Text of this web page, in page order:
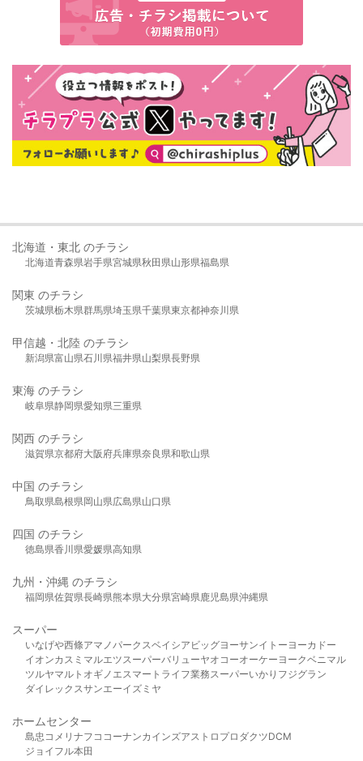
北海道・東北 のチラシ
北海道青森県岩手県宮城県秋田県山形県福島県
関東 のチラシ
茨城県栃木県群馬県埼玉県千葉県東京都神奈川県
甲信越・北陸 のチラシ
新潟県富山県石川県福井県山梨県長野県
東海 のチラシ
岐阜県静岡県愛知県三重県
関西 のチラシ
滋賀県京都府大阪府兵庫県奈良県和歌山県
中国 のチラシ
鳥取県島根県岡山県広島県山口県
四国 のチラシ
徳島県香川県愛媛県高知県
九州・沖縄 のチラシ
福岡県佐賀県長崎県熊本県大分県宮崎県鹿児島県沖縄県
スーパー
いなげや西條アマノパークスベイシア ビッグヨーサンイトーヨーカドー
イオンカスミ マルエツスーパーバリューヤオコーオーケー ヨークベニマル
ツルヤマルト オギノ エスマート ライフ業務スーパーいかり フジグラン
ダイレックスサンエーイズミヤ
ホームセンター
島忠 コメリ ナフコ コーナンカインズアストロプロダクツDCM
ジョイフル本田